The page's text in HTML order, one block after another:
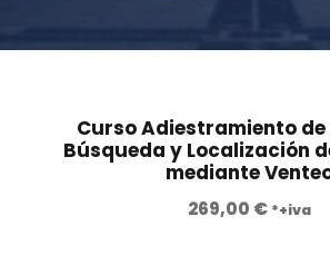
Curso Adiestramiento de
Búsqueda y Localización
mediante
269,00 € *+iva